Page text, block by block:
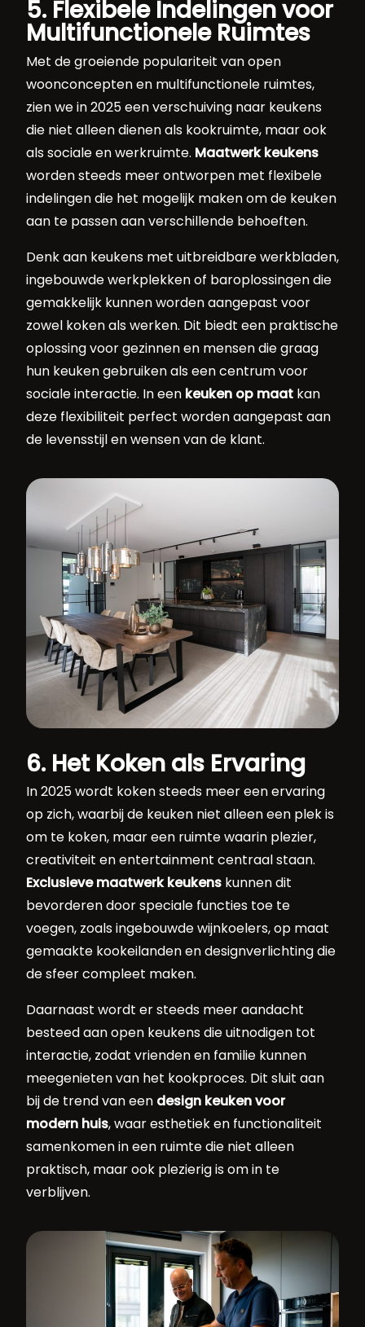
5. Flexibele Indelingen voor
Multifunctionele Ruimtes
Met de groeiende populariteit van open
woonconcepten en multifunctionele ruimtes,
zien we in 2025 een verschuiving naar keukens
die niet alleen dienen als kookruimte, maar ook
als sociale en werkruimte. Maatwerk keukens
worden steeds meer ontworpen met flexibele
indelingen die het mogelijk maken om de keuken
aan te passen aan verschillende behoeften.
Denk aan keukens met uitbreidbare werkbladen,
ingebouwde werkplekken of baroplossingen die
gemakkelijk kunnen worden aangepast voor
zowel koken als werken. Dit biedt een praktische
oplossing voor gezinnen en mensen die graag
hun keuken gebruiken als een centrum voor
sociale interactie. In een keuken op maat kan
deze flexibiliteit perfect worden aangepast aan
de levensstijl en wensen van de klant.
6. Het Koken als Ervaring
In 2025 wordt koken steeds meer een ervaring
op zich, waarbij de keuken niet alleen een plek is
om te koken, maar een ruimte waarin plezier,
creativiteit en entertainment centraal staan.
Exclusieve maatwerk keukens kunnen dit
bevorderen door speciale functies toe te
voegen, zoals ingebouwde wijnkoelers, op maat
gemaakte kookeilanden en designverlichting die
de sfeer compleet maken.
Daarnaast wordt er steeds meer aandacht
besteed aan open keukens die uitnodigen tot
interactie, zodat vrienden en familie kunnen
meegenieten van het kookproces. Dit sluit aan
bij de trend van een design keuken voor
modern huis, waar esthetiek en functionaliteit
samenkomen in een ruimte die niet alleen
praktisch, maar ook plezierig is om in te
verblijven.